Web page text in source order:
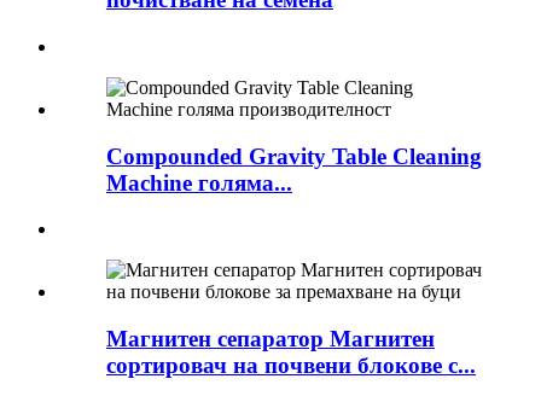
Compounded Gravity Table Cleaning
Machine голяма...
Магнитен сепаратор Магнитен
сортировач на почвени блокове c...